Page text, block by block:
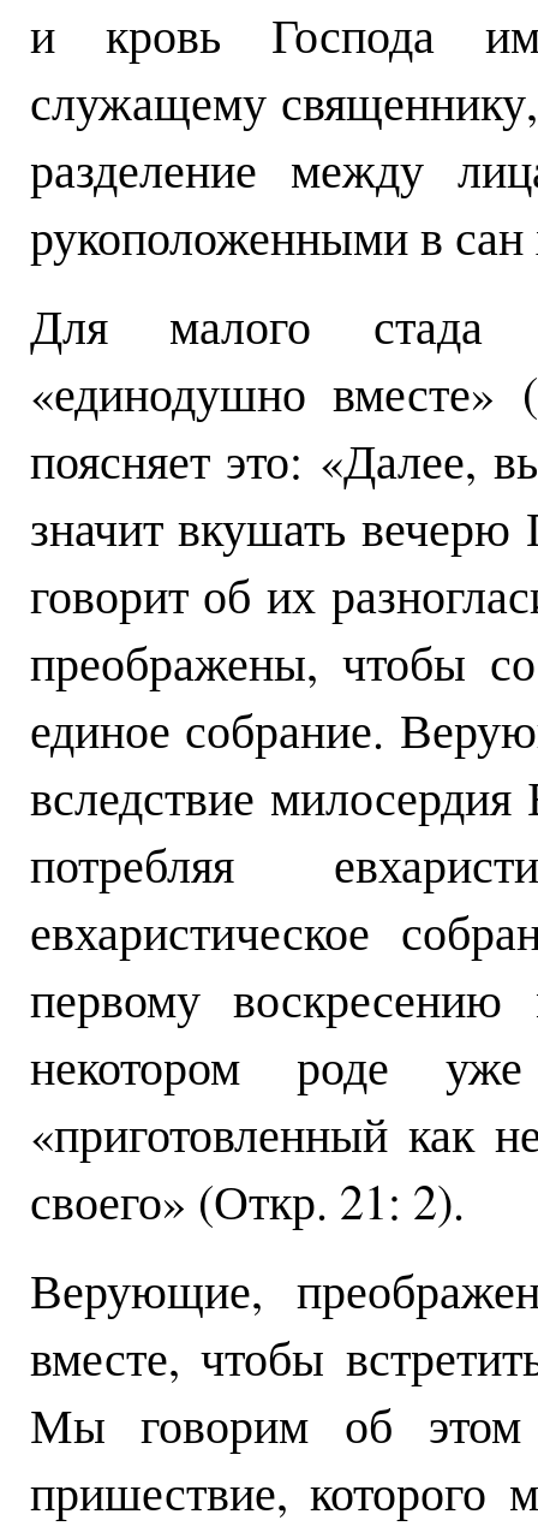
и кровь Господа
служащему
разделение между
рукоположенными в сан
Для малого стада
«единодушно
поясняет это: «Далее,
значит вкушать
говорит об их
преображены, чтобы
единое собрание.
вследствие милосердия
потребляя
евхаристическое
первому
некотором роде
«приготовленный как
своего» (Откр. 21: 2).
Верующие,
вместе, чтобы
Мы говорим об этом
пришествие, которого